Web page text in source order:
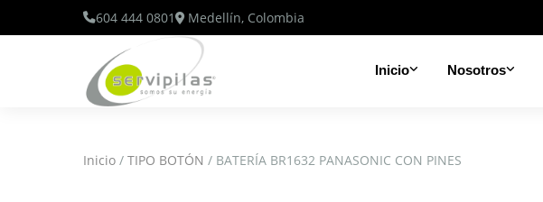
604 444 0801 Medellín, Colombia
Inicio Nosotros
Inicio / TIPO BOTÓN / BATERÍA BR1632 PANASONIC CON PINES